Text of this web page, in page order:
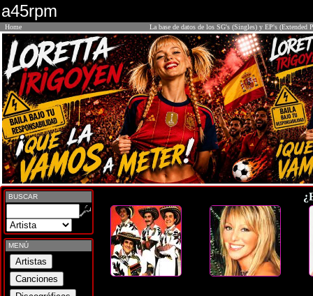
a45rpm
Home La base de datos de los SG's (Singles) y EP's (Extended
BUSCAR
MENÚ